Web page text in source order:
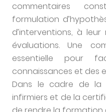
commentaires
formulation
d’interventions, à
évaluations. Une
essentielle pour
connaissances et des
Dans le cadre de la
infirmiers et de la